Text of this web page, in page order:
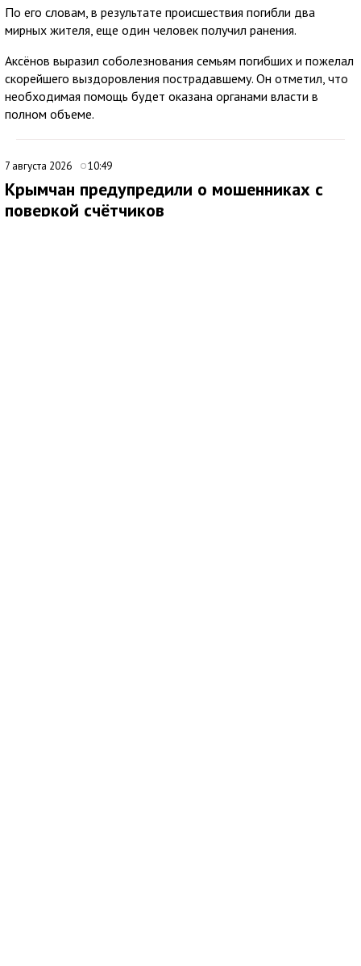
По его словам, в результате происшествия погибли два
мирных жителя, еще один человек получил ранения.
Аксёнов выразил соболезнования семьям погибших и пожелал
скорейшего выздоровления пострадавшему. Он отметил, что
необходимая помощь будет оказана органами власти в
полном объеме.
7 августа 2026 10:49
Крымчан предупредили о мошенниках с
поверкой счётчиков